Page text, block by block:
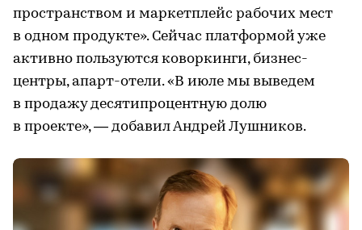
пространством и маркетплейс рабочих мест
в одном продукте». Сейчас платформой уже
активно пользуются коворкинги, бизнес-
центры, апарт-отели. «В июле мы выведем
в продажу десятипроцентную долю
в проекте», — добавил Андрей Лушников.